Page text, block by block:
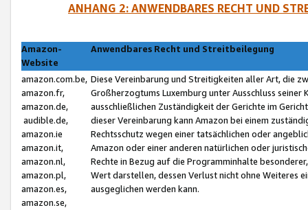
ANHANG 2: ANWENDBARES RECHT UND
Amazon-
Website
Anwendbares Recht und Streitbeilegung
amazon.com.be,
amazon.fr,
amazon.de,
audible.de,
amazon.ie
amazon.it,
amazon.nl,
amazon.pl,
amazon.es,
amazon.se,
Diese Vereinbarung und Streitigkeiten aller Art, die
Großherzogtums Luxemburg unter Ausschluss
ausschließlichen Zuständigkeit der Gerichte im
dieser Vereinbarung kann Amazon bei einem
Rechtsschutz wegen einer tatsächlichen oder
Amazon oder einer anderen natürlichen oder
Rechte in Bezug auf die Programminhalte
Wert darstellen, dessen Verlust nicht ohne Weiteres
ausgeglichen werden kann.